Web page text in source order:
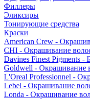
Филлеры
Эликсиры
Тонирующие средства
Краски
American Crew -
CHI - Окрашивание
Davines Finest Pigments -
Goldwell - Окрашивание
L'Oreal Professionnel -
Lebel - Окрашивание
Londa - Окрашивание